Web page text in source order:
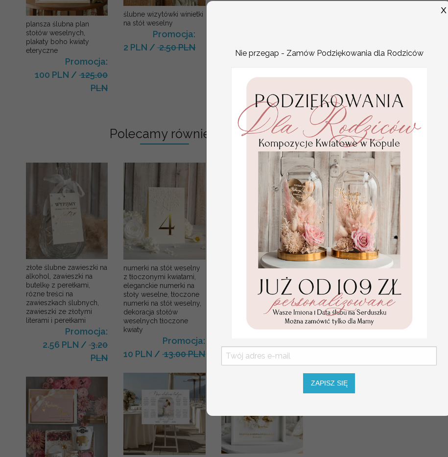
plansza ślubna plan
stołów weselnych,
plakaty boho kwiaty
eteryczne
Promocja:
100 PLN /125.00
PLN
ślubne wizytówki winietki
na stół weselny
Promocja:
2 PLN /2.50 PLN
Polecamy również:
złote ślubne zawieszki na
alkohol, zawieszki na
butelkę z perełkami,
rózne treści na
zawieszkach ślubnych,
zawieszki ze złotymi
literami i perełkami
Promocja:
2.56 PLN /3.20
PLN
numerki na stół weselny
z tłoczonymi kwiatami,
eleganckie numerki na
stoły weselne, tłoczone
numerki na stół weselny,
dekoracja stołów
weselnych tłoczone
kwiaty
Promocja:
10 PLN /13.00 PLN
Statuetka pamiątka
Pierwszej Komunii w
Pamiątka Komunijna
opakowanie na pieniądze
Promocja:
85.00 PLN/105.00
Te drewniane zawieszki do
Oczywiście kolory papieru,
dowolnie wybierać i
KOLOR WSTĄŻKI LUB
Nie przegap - Zamów Podziękowania dla Rodziców
ZAPISZ SIĘ
X